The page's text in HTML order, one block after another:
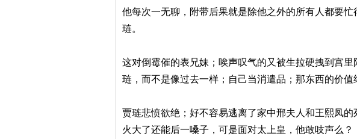
他每次一无聊，附带后果就是除他之外的所有人都要
琏。
这对倒霉催的表兄妹；唉声叹气的又被生拉硬拽到宫
琏，而不是像过去一样；自己当消遣品；那东西的价值
贾琏悲愤欲绝；好不容易逃离了家中邢夫人和王熙凤
火大了还能后一嗓子，可是面对太上皇，他敢吱声么？